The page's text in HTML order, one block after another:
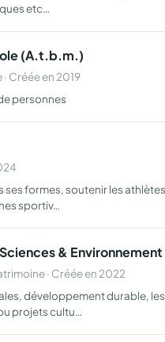
etc…
(A.t.b.m.)
Créée en 2019
personnes
formes, soutenir les
sportiv…
& Environnement
· Créée en 2022
développement durable,
projets cultu…